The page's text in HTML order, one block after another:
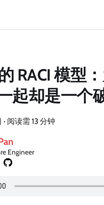
RACI 模型
起却是一个
· 阅读需 13 分钟
Engineer